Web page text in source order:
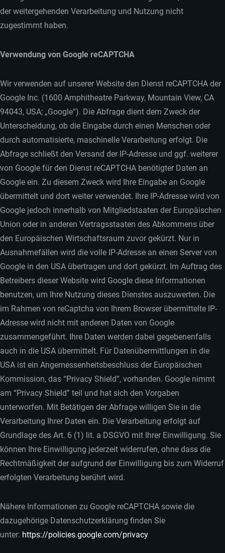
der weitergehenden Verarbeitung und Nutzung nicht
zugestimmt haben.
Verwendung von Google reCAPTCHA
Wir verwenden auf unserer Website den Dienst reCAPTCHA der
Google Inc. (1600 Amphitheatre Parkway, Mountain View, CA
94043, USA; „Google“). Die Abfrage dient dem Zweck der
Unterscheidung, ob die Eingabe durch einen Menschen oder
durch automatisierte, maschinelle Verarbeitung erfolgt. Die
Abfrage schließt den Versand der IP-Adresse und ggf. weiterer
von Google für den Dienst reCAPTCHA benötigter Daten an
Google ein. Zu diesem Zweck wird Ihre Eingabe an Google
übermittelt und dort weiter verwendet. Ihre IP-Adresse wird von
Google jedoch innerhalb von Mitgliedstaaten der Europäischen
Union oder in anderen Vertragsstaaten des Abkommens über
den Europäischen Wirtschaftsraum zuvor gekürzt. Nur in
Ausnahmefällen wird die volle IP-Adresse an einen Server von
Google in den USA übertragen und dort gekürzt. Im Auftrag des
Betreibers dieser Website wird Google diese Informationen
benutzen, um Ihre Nutzung dieses Dienstes auszuwerten. Die
im Rahmen von reCaptcha von Ihrem Browser übermittelte IP-
Adresse wird nicht mit anderen Daten von Google
zusammengeführt. Ihre Daten werden dabei gegebenenfalls
auch in die USA übermittelt. Für Datenübermittlungen in die
USA ist ein Angemessenheitsbeschluss der Europäischen
Kommission, das “Privacy Shield”, vorhanden. Google nimmt
am “Privacy Shield” teil und hat sich den Vorgaben
unterworfen. Mit Betätigen der Abfrage willigen Sie in die
Verarbeitung Ihrer Daten ein. Die Verarbeitung erfolgt auf
Grundlage des Art. 6 (1) lit. a DSGVO mit Ihrer Einwilligung. Sie
können Ihre Einwilligung jederzeit widerrufen, ohne dass die
Rechtmäßigkeit der aufgrund der Einwilligung bis zum Widerruf
erfolgten Verarbeitung berührt wird.
Nähere Informationen zu Google reCAPTCHA sowie die
dazugehörige Datenschutzerklärung finden Sie
unter: https://policies.google.com/privacy